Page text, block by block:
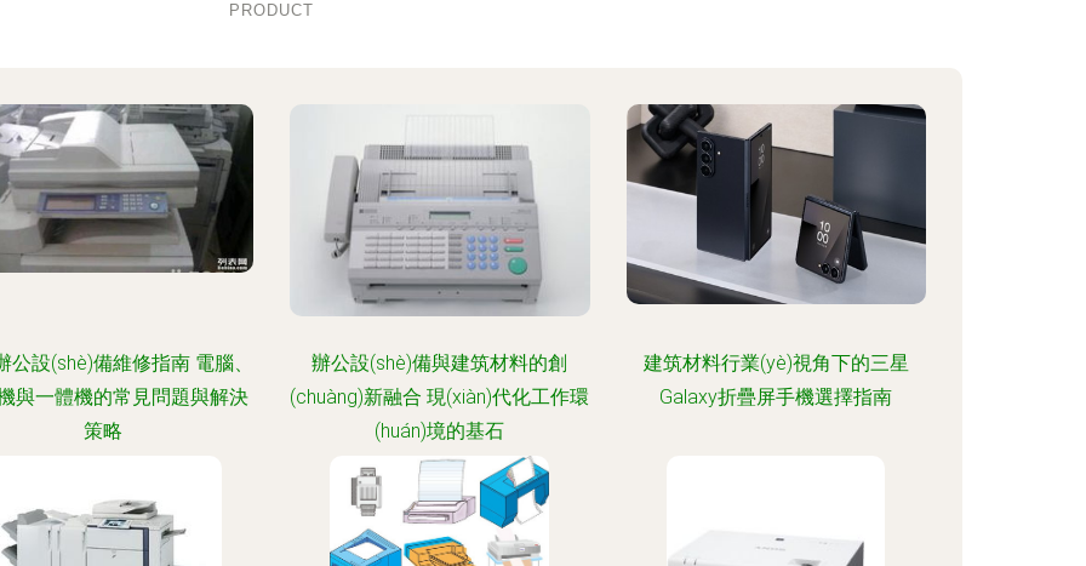
PRODUCT
公設(shè)備維修指南 電腦、
與一體機的常見問題與解決
策略
辦公設(shè)備與建筑材料的創
(chuàng)新融合 現(xiàn)代化工作環
(huán)境的基石
建筑材料行業(yè)視角下的三星
Galaxy折疊屏手機選擇指南